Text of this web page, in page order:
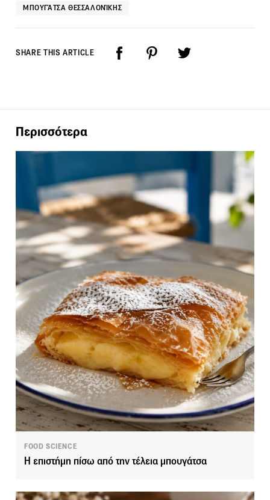
ΜΠΟΥΓΆΤΣΑ ΘΕΣΣΑΛΟΝΊΚΗΣ
SHARE THIS ARTICLE
Περισσότερα
FOOD SCIENCE
Η επιστήμη πίσω από την τέλεια μπουγάτσα